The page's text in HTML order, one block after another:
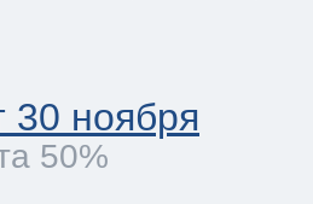
30 ноября
50%